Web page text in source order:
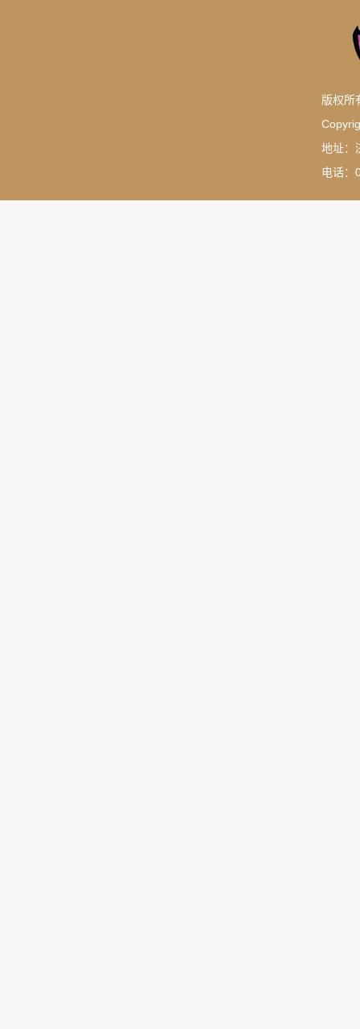
版权所
地址：
电话：